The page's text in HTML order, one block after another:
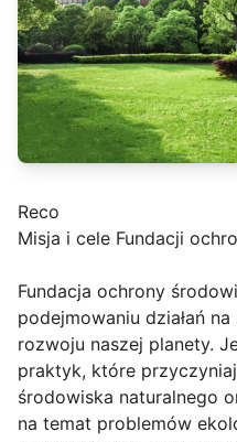
Reco
Misja i cele Fundacji
Fundacja ochrony
podejmowaniu działań
rozwoju naszej planety.
praktyk, które
środowiska naturalnego
na temat problemów